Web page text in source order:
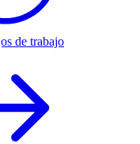
de trabajo